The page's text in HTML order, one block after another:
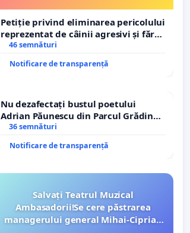
Petiție privind eliminarea pericolului
reprezentat de câinii agresivi și fără
stăpân din comuna Tunari
46 semnături
Notificare de transparență
Nu dezafectați bustul poetului
Adrian Păunescu din Parcul Grădina
Icoanei! Stop cenzurii culturale!
36 semnături
Notificare de transparență
Salvați Teatrul Muzical
Ambasadorii!Se cere păstrarea
managerului general Mihai-Ciprian